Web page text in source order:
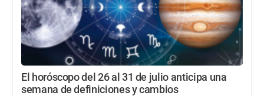
El horóscopo del 26 al 31 de julio anticipa una
semana de definiciones y cambios